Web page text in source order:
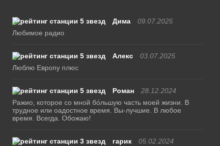
Дима
09.07.2025
Любимое радио
Алекс
03.07.2025
Люблю Европу плюс
Роман
28.12.2024
Ражио, которое со мной бо́льшую часть моей жизни. В
трудное или оадостное время. Вы-лучшие. В любое
время. Всегда. Обожаю!
гарик
05.02.2024